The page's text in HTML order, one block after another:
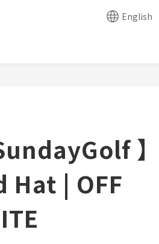
English
】
Hat | OFF